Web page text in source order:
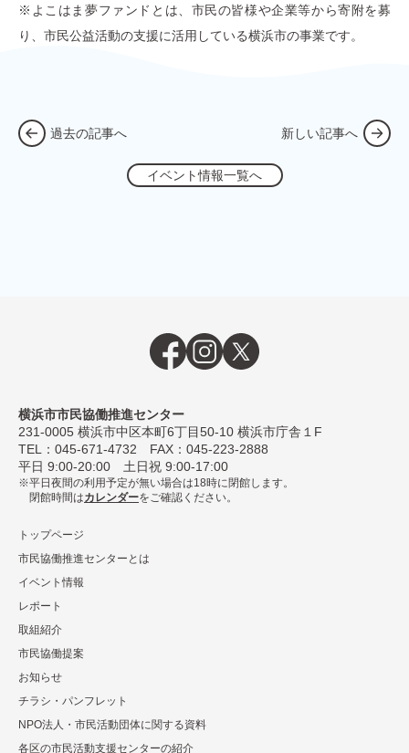
※よこはま夢ファンドとは、市民の皆様や企業等から寄附を募
り、市民公益活動の支援に活用している横浜市の事業です。
過去の記事へ
イベント情報一覧へ
新しい記事へ
横浜市市民協働推進センター
231-0005 横浜市中区本町6丁⽬50-10 横浜市庁舎１F
TEL： 045-671-4732 FAX：045-223-2888
平⽇ 9:00-20:00 ⼟⽇祝 9:00-17:00
平日夜間の利用予定が無い場合は18時に閉館します。
閉館時間はカレンダーをご確認ください。
トップページ
市民協働推進センターとは
イベント情報
レポート
取組紹介
市⺠協働提案
お知らせ
チラシ・パンフレット
NPO法⼈・市⺠活動団体に関する資料
各区の市⺠活動⽀援センターの紹介